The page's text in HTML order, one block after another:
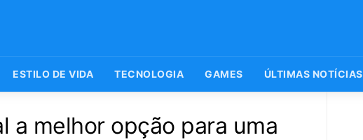
ESTILO DE VIDA TECNOLOGIA GAMES ÚLTIMAS NOTÍCIAS
a melhor opção para uma